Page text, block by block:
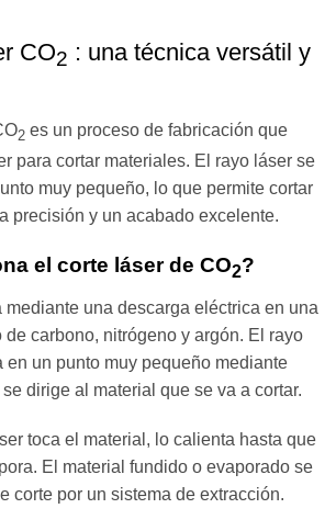
CO2 : una técnica versátil y
2 es un proceso de fabricación que
para cortar materiales. El rayo láser se
muy pequeño, lo que permite cortar
precisión y un acabado excelente.
el corte láser de CO2?
mediante una descarga eléctrica en una
carbono, nitrógeno y argón. El rayo
en un punto muy pequeño mediante
dirige al material que se va a cortar.
toca el material, lo calienta hasta que
El material fundido o evaporado se
corte por un sistema de extracción.